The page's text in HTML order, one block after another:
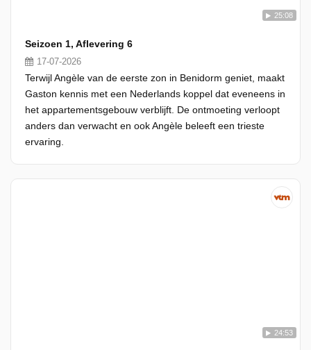
25:08
Seizoen 1, Aflevering 6
17-07-2026
Terwijl Angèle van de eerste zon in Benidorm geniet, maakt
Gaston kennis met een Nederlands koppel dat eveneens in
het appartementsgebouw verblijft. De ontmoeting verloopt
anders dan verwacht en ook Angèle beleeft een trieste
ervaring.
24:53